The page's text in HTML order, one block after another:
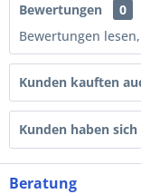
Bewertungen
0
Bewertungen
Kunden kauften
Kunden haben
Beratung